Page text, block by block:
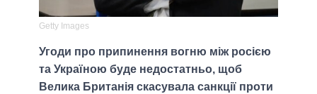
Getty Images
Угоди про припинення вогню між росією
та Україною буде недостатньо, щоб
Велика Британія скасувала санкції проти